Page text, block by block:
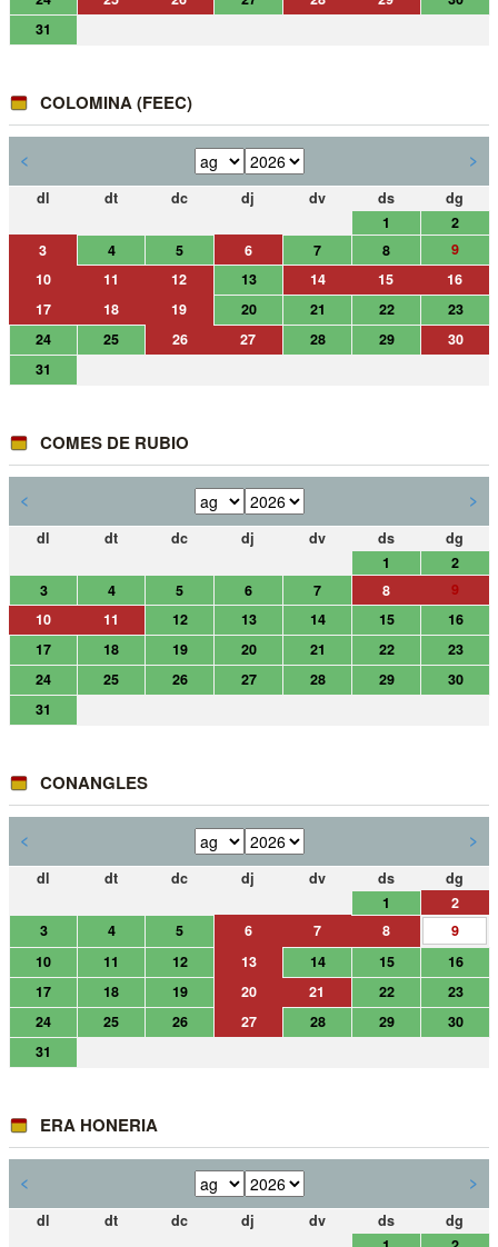
31
COLOMINA (FEEC)
< >
dl dt dc dj dv ds
dg
1
2
3
4 5 6 7 8
9
10
11 12 13 14 15
16
17
18 19 20 21 22
23
24
25 26 27 28 29
30
31
COMES DE RUBIO
< >
dl dt dc dj dv ds
dg
1
2
3
4 5 6 7 8
9
10
11 12 13 14 15
16
17
18 19 20 21 22
23
24
25 26 27 28 29
30
31
CONANGLES
< >
dl dt dc dj dv ds
dg
1
2
3
4 5 6 7 8
9
10
11 12 13 14 15
16
17
18 19 20 21 22
23
24
25 26 27 28 29
30
31
ERA HONERIA
< >
dl dt dc dj dv ds
dg